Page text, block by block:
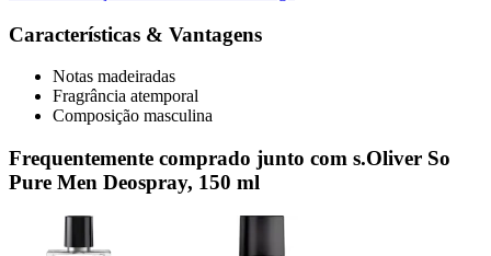
Características & Vantagens
Notas madeiradas
Fragrância atemporal
Composição masculina
Frequentemente comprado junto com s.Oliver So
Pure Men Deospray, 150 ml